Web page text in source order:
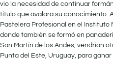
vio la necesidad de continuar
título que avalara su conocimiento.
Pastelera Profesional en el Instituto
donde también se formó en
San Martín de los Andes, vendrían
Punta del Este, Uruguay, para